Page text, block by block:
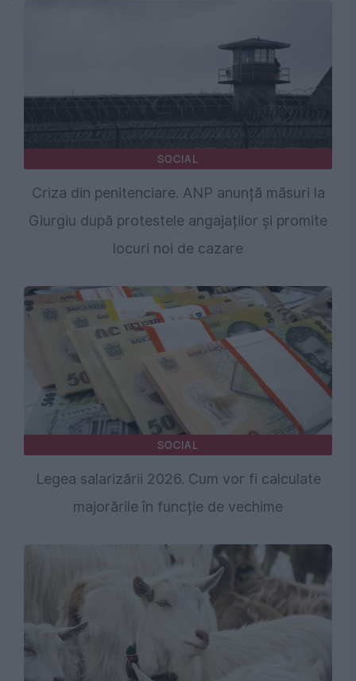
SOCIAL
Criza din penitenciare. ANP anunță măsuri la
Giurgiu după protestele angajaților și promite
locuri noi de cazare
SOCIAL
Legea salarizării 2026. Cum vor fi calculate
majorările în funcție de vechime